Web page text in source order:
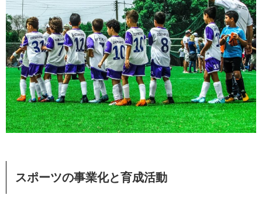
スポーツの事業化と育成活動